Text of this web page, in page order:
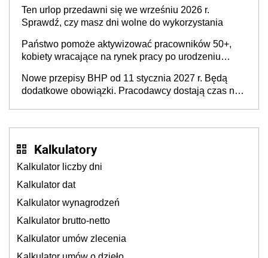
Ten urlop przedawni się we wrześniu 2026 r.
Sprawdź, czy masz dni wolne do wykorzystania
Państwo pomoże aktywizować pracowników 50+,
kobiety wracające na rynek pracy po urodzeniu
neuroatypowe. Powstanie Fundusz na rzecz
Inkluzywności w Zatrudnianiu?
Nowe przepisy BHP od 11 stycznia 2027 r. Będą
dodatkowe obowiązki. Pracodawcy dostają czas na
Kalkulatory
Kalkulator liczby dni
Kalkulator dat
Kalkulator wynagrodzeń
Kalkulator brutto-netto
Kalkulator umów zlecenia